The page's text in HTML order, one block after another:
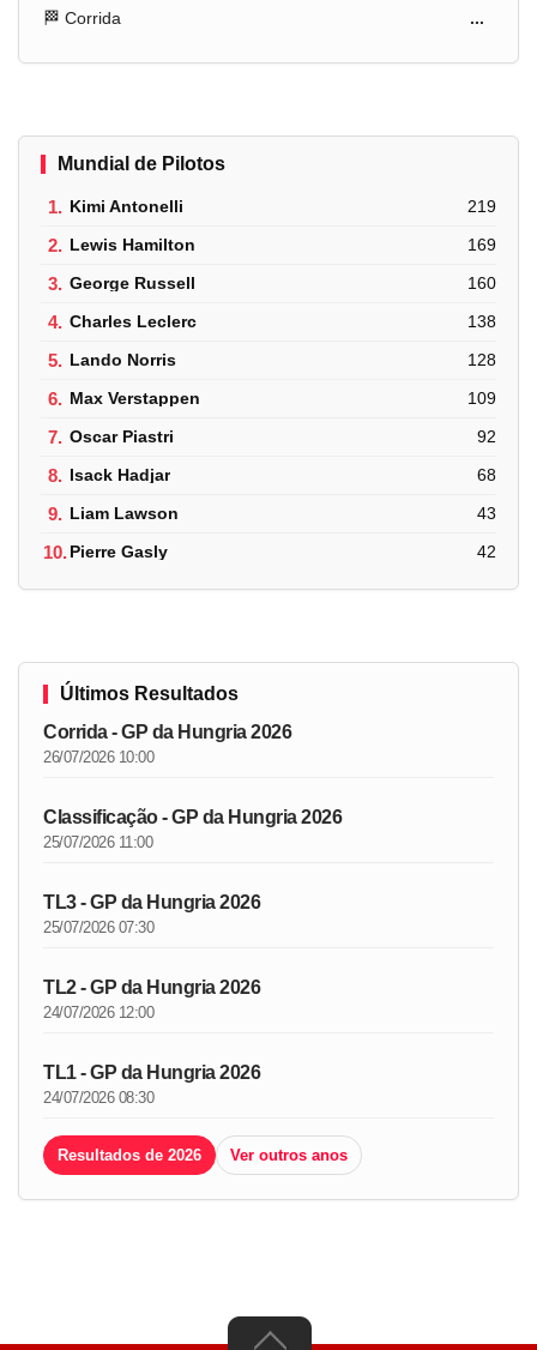
🏁 Corrida ...
Mundial de Pilotos
1. Kimi Antonelli 219
2. Lewis Hamilton 169
3. George Russell 160
4. Charles Leclerc 138
5. Lando Norris 128
6. Max Verstappen 109
7. Oscar Piastri 92
8. Isack Hadjar 68
9. Liam Lawson 43
10.Pierre Gasly 42
Últimos Resultados
Corrida - GP da Hungria 2026
26/07/2026 10:00
Classificação - GP da Hungria 2026
25/07/2026 11:00
TL3 - GP da Hungria 2026
25/07/2026 07:30
TL2 - GP da Hungria 2026
24/07/2026 12:00
TL1 - GP da Hungria 2026
24/07/2026 08:30
Resultados de 2026 Ver outros anos